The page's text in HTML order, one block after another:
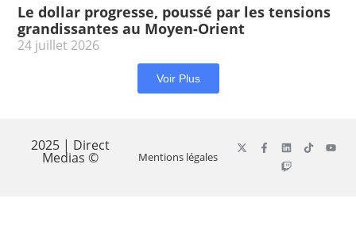
Le dollar progresse, poussé par les tensions
grandissantes au Moyen-Orient
24 juillet 2026
Voir Plus
2025 | Direct
Medias © Mentions légales